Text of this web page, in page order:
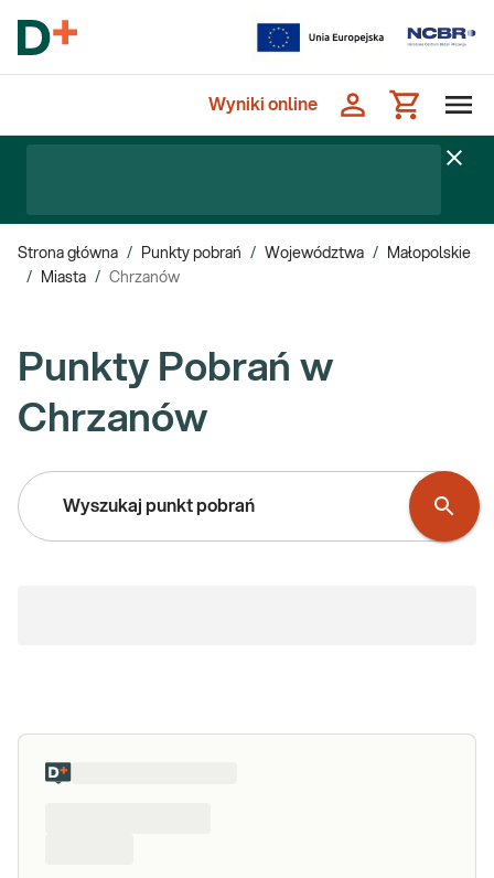
Wyniki online
Strona główna / Punkty pobrań / Województwa /
Małopolskie
/
Miasta / Chrzanów
Punkty Pobrań w
Chrzanów